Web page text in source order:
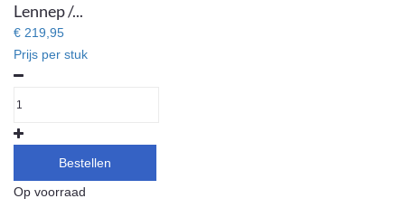
Lennep /...
€ 219,95
Prijs per stuk
Bestellen
Op voorraad